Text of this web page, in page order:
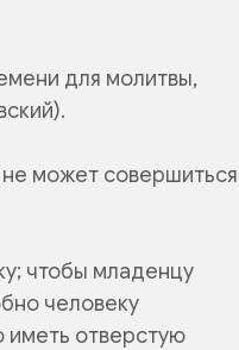
для молитвы,
может совершиться
чтобы младенцу
человеку
иметь отверстую